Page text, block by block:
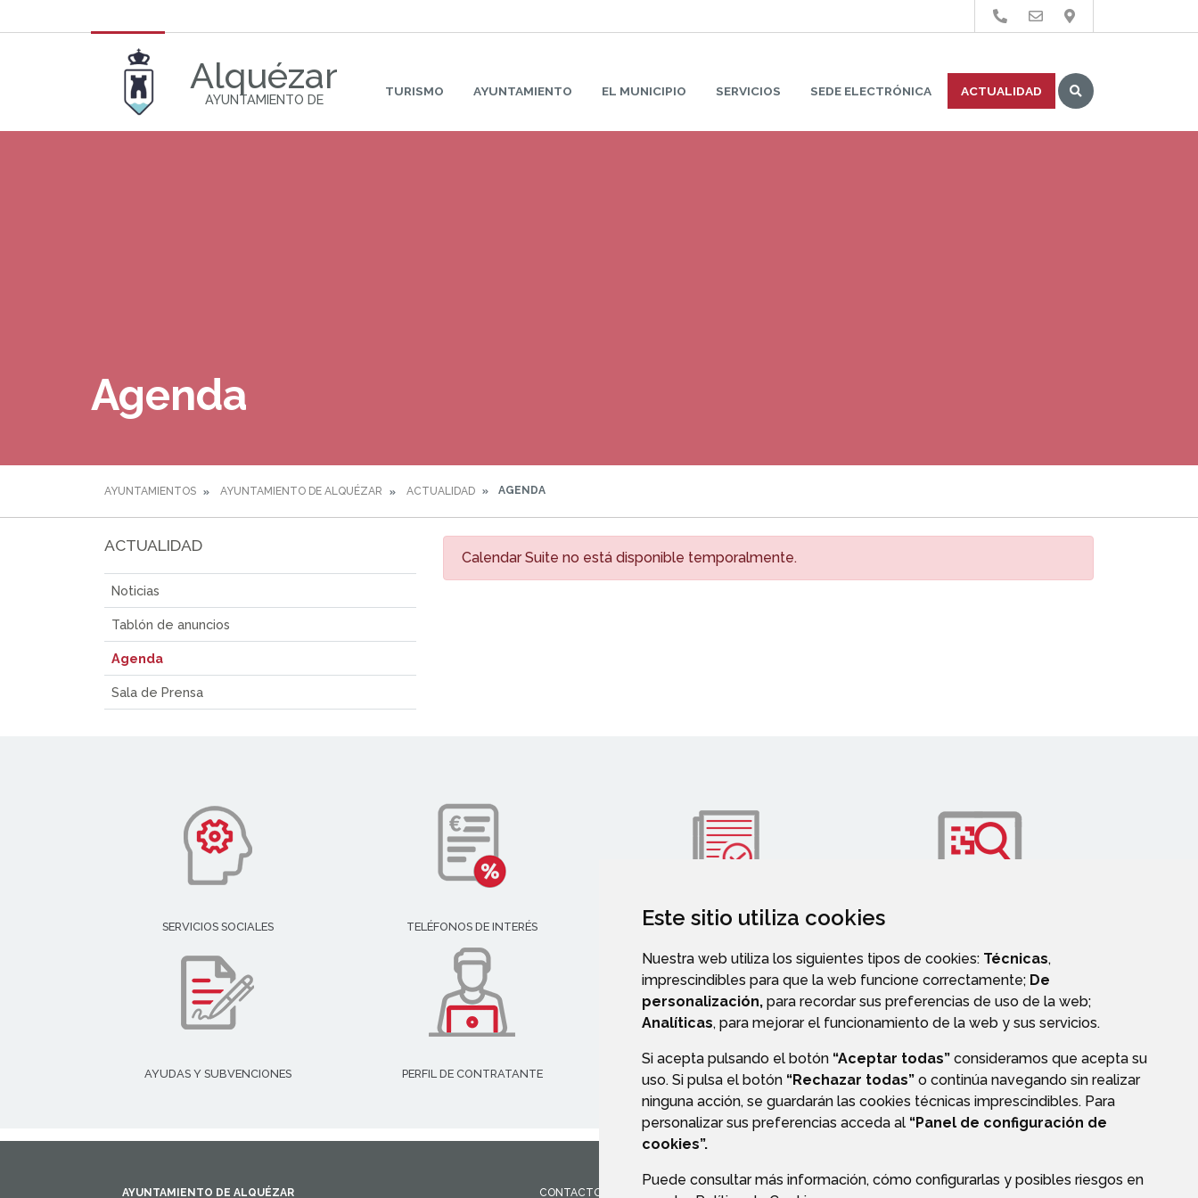
Este sitio utiliza cookies
Nuestra web utiliza los siguientes tipos de cookies: Técnicas,
imprescindibles para que la web funcione correctamente; De
personalización, para recordar sus preferencias de uso de la web;
Analíticas, para mejorar el funcionamiento de la web y sus servicios.
Si acepta pulsando el botón “Aceptar todas” consideramos que acepta su
uso. Si pulsa el botón “Rechazar todas” o continúa navegando sin realizar
ninguna acción, se guardarán las cookies técnicas imprescindibles. Para
personalizar sus preferencias acceda al “Panel de configuración de
cookies”.
Puede consultar más información, cómo configurarlas y posibles riesgos en
Alquézar
AYUNTAMIENTO DE
TURISMO AYUNTAMIENTO EL MUNICIPIO SERVICIOS SEDE ELECTRÓNICA ACTUALIDAD
Buscar
Agenda
AYUNTAMIENTOS AYUNTAMIENTO DE ALQUÉZAR ACTUALIDAD AGENDA
ACTUALIDAD
Noticias
Tablón de anuncios
Agenda
Sala de Prensa
Calendar Suite no está disponible temporalmente.
SERVICIOS SOCIALES TELÉFONOS DE INTERÉS VALIDACIÓN DE DOCUMENTOS
AYUDAS Y SUBVENCIONES PERFIL DE CONTRATANTE
AYUNTAMIENTO DE ALQUÉZAR CONTACTO ACCESIBILIDAD POLÍTICA DE COOKIES